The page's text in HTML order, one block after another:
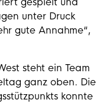
unter Druck
gute Annahme“,
steht ein Team
ganz oben. Die
konnte